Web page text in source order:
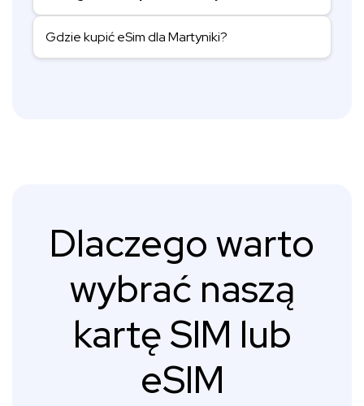
Gdzie kupić eSim dla Martyniki?
Dlaczego warto
wybrać naszą
kartę SIM lub
eSIM